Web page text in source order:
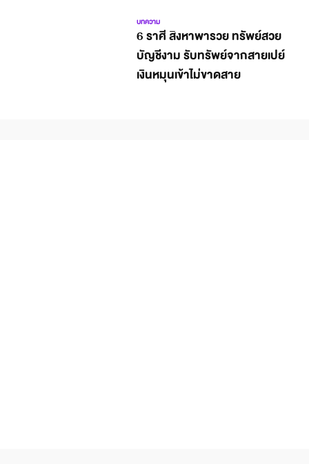
บทความ
6 ราศี สิงหาพารวย ทรัพย์สวย
บัญชีงาม รับทรัพย์จากสายเปย์
เงินหมุนเข้าไม่ขาดสาย